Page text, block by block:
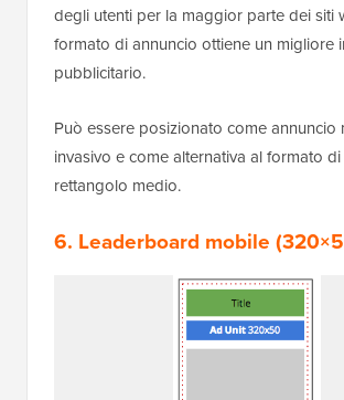
degli utenti per la maggior parte dei siti
formato di annuncio ottiene un migliore
pubblicitario.
Può essere posizionato come annuncio
invasivo e come alternativa al formato
rettangolo medio.
6. Leaderboard mobile